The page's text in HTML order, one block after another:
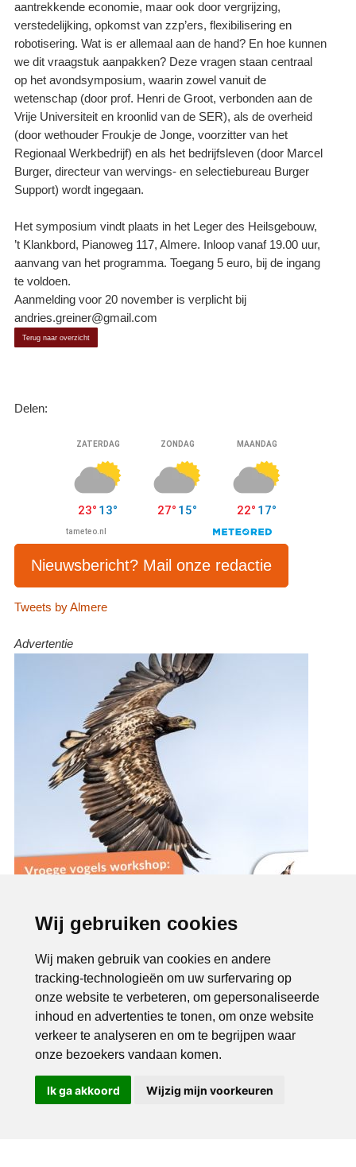
Wij gebruiken cookies
Wij maken gebruik van cookies en andere
tracking-technologieën om uw surfervaring op
onze website te verbeteren, om gepersonaliseerde
inhoud en advertenties te tonen, om onze website
verkeer te analyseren en om te begrijpen waar
onze bezoekers vandaan komen.
Ik ga akkoord Wijzig mijn voorkeuren
aantrekkende economie, maar ook door vergrijzing,
verstedelijking, opkomst van zzp’ers, flexibilisering en
robotisering. Wat is er allemaal aan de hand? En hoe kunnen
we dit vraagstuk aanpakken? Deze vragen staan centraal
op het avondsymposium, waarin zowel vanuit de
wetenschap (door prof. Henri de Groot, verbonden aan de
Vrije Universiteit en kroonlid van de SER), als de overheid
(door wethouder Froukje de Jonge, voorzitter van het
Regionaal Werkbedrijf) en als het bedrijfsleven (door Marcel
Burger, directeur van wervings- en selectiebureau Burger
Support) wordt ingegaan.
Het symposium vindt plaats in het Leger des Heilsgebouw,
’t Klankbord, Pianoweg 117, Almere. Inloop vanaf 19.00 uur,
aanvang van het programma. Toegang 5 euro, bij de ingang
te voldoen.
Aanmelding voor 20 november is verplicht bij
andries.greiner@gmail.com
Terug naar overzicht
Delen:
Nieuwsbericht? Mail onze redactie
Tweets by Almere
Advertentie
Bel ons